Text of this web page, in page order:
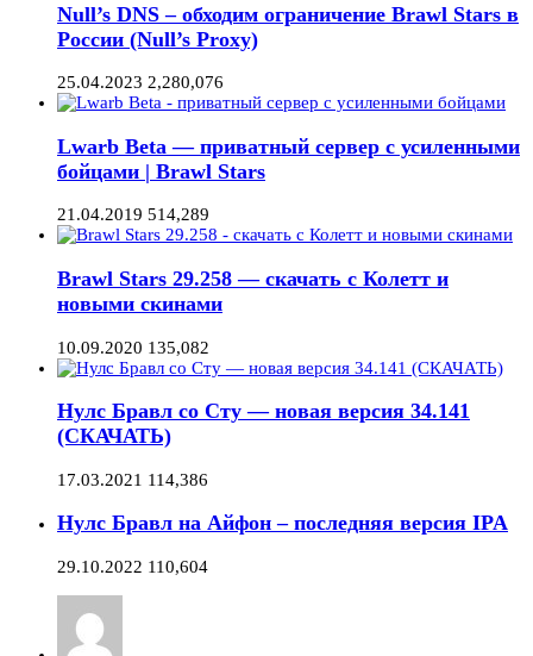
Null’s DNS – обходим ограничение Brawl Stars в
России (Null’s Proxy)
25.04.2023 2,280,076
Lwarb Beta — приватный сервер с усиленными
бойцами | Brawl Stars
21.04.2019 514,289
Brawl Stars 29.258 — скачать с Колетт и
новыми скинами
10.09.2020 135,082
Нулс Бравл со Сту — новая версия 34.141
(СКАЧАТЬ)
17.03.2021 114,386
Нулс Бравл на Айфон – последняя версия IPA
29.10.2022 110,604